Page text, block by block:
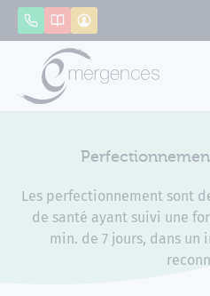
AppelerCatalogue
Les perfectionnement sont
de santé ayant suivi une
min. de 7 jours, dans
Panneau de gestion des cookies